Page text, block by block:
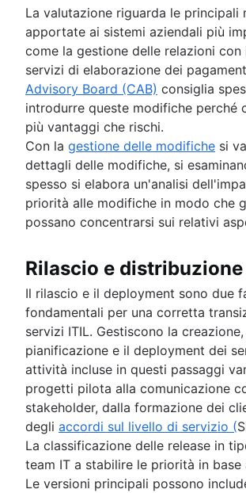
La valutazione riguarda le principali
apportate ai sistemi aziendali più
come la gestione delle relazioni
servizi di elaborazione dei
Advisory Board (CAB) consiglia
introdurre queste modifiche perché
più vantaggi che rischi.
Con la gestione delle modifiche si
dettagli delle modifiche, si
spesso si elabora un'analisi
priorità alle modifiche in modo che
possano concentrarsi sui relativi
Rilascio e distribuzione
Il rilascio e il deployment sono due
fondamentali per una corretta
servizi ITIL. Gestiscono la
pianificazione e il deployment dei
attività incluse in questi passaggi
progetti pilota alla comunicazione
stakeholder, dalla formazione dei
degli accordi sul livello di servizio (
La classificazione delle release in
team IT a stabilire le priorità in base
Le versioni principali possono